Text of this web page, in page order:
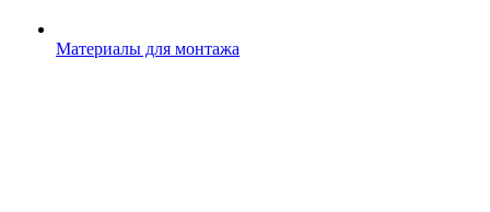
Материалы для монтажа